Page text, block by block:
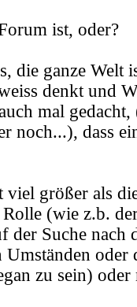
ist, oder?
die ganze Welt
denkt und
mal
noch...), dass
viel größer als
(wie z.b.
der Suche nach
oder
zu sein)